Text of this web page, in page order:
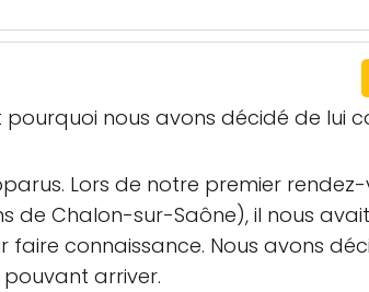
nous avons décidé de lui
Lors de notre premier rendez-
Chalon-sur-Saône), il nous
connaissance. Nous avons
arriver.